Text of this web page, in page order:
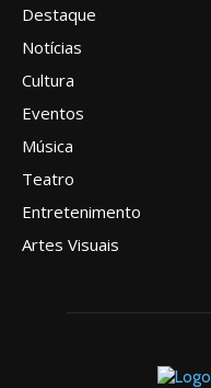
Destaque
Notícias
Cultura
Eventos
Música
Teatro
Entretenimento
Artes Visuais